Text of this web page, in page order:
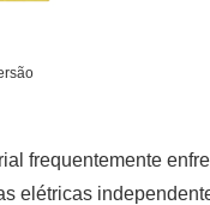
frequentemente
elétricas